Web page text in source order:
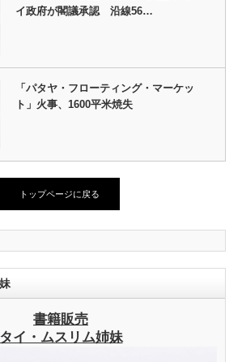
イ政府が閣議承認 沿線56…
「パタヤ・フローティング・マーケッ
ト」火事、1600平米焼失
トップページに戻る
書籍販売
タイ・ムスリム姉妹